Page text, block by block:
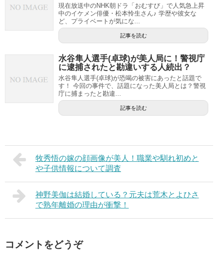
現在放送中のNHK朝ドラ「おむすび」で人気急上昇
中のイケメン俳優・松本怜生さん♪ 学歴や彼女な
ど、プライベートが気にな...
記事を読む
水谷隼人選手(卓球)が美人局に！警視庁
に逮捕されたと勘違いする人続出？
水谷隼人選手(卓球)が恐喝の被害にあったと話題で
す！ 今回の事件で、話題になった美人局とは？警視
庁に捕まったと勘違...
記事を読む
牧秀悟の嫁の顔画像が美人！職業や馴れ初めと
や子供情報について調査
神野美伽は結婚している？元夫は荒木とよひさ
で熟年離婚の理由が衝撃！
コメントをどうぞ